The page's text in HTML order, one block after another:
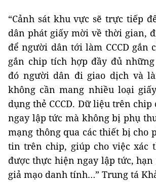
“Cảnh sát khu vực sẽ trực tiếp
dân phát giấy mời về thời gian,
để người dân tới làm CCCD gắn
gắn chip tích hợp đầy đủ
đó người dân đi giao dịch và
không cần mang nhiều loại
dụng thẻ CCCD. Dữ liệu trên chip
ngay lập tức mà không bị phụ
mạng thông qua các thiết bị cho
tin trên chip, giúp cho việc xác
được thực hiện ngay lập tức, hạn
giả mạo danh tính…” Trung tá